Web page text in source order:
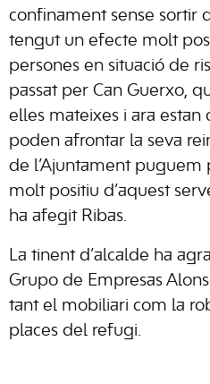
confinament sense sortir
tengut un efecte molt
persones en situació de
passat per Can Guerxo,
elles mateixes i ara estan
poden afrontar la seva
de l’Ajuntament puguem
molt positiu d’aquest
ha afegit Ribas.
La tinent d’alcalde ha
Grupo de Empresas
tant el mobiliari com la
places del refugi.